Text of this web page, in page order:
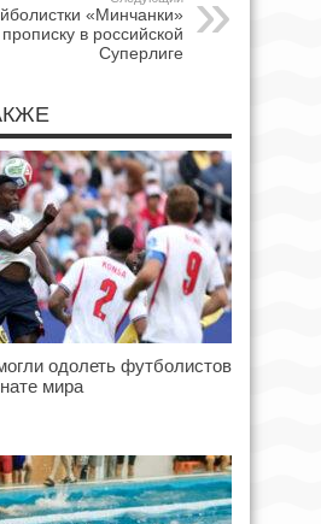
«Минчанки»
в российской
Суперлиге
одолеть футболистов
мира